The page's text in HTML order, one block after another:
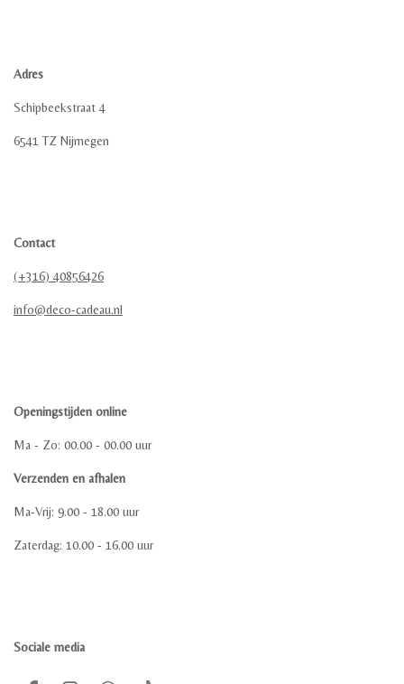
Adres
Schipbeekstraat 4
6541 TZ Nijmegen
Contact
(+316) 40856426
info@deco-cadeau.nl
Openingstijden online
Ma - Zo: 00.00 - 00.00 uur
Verzenden en afhalen
Ma-Vrij: 9.00 - 18.00 uur
Zaterdag: 10.00 - 16.00 uur
Sociale media